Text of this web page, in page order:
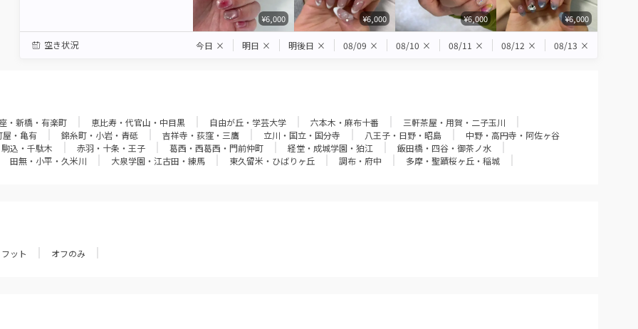
¥6,000 ¥6,000 ¥6,000 ¥6,000
空き状況 今日 × 明日 × 明後日 × 08/09 × 08/10 × 08/11 × 08/12 × 08/13 ×
・新橋・有楽町 恵比寿・代官山・中目黒 自由が丘・学芸大学 六本木・麻布十番
三軒茶屋・用賀・二子玉川
屋・亀有 錦糸町・小岩・青砥 吉祥寺・荻窪・三鷹 立川・国立・国分寺 八王子・日野・昭島
中野・高円寺・阿佐ヶ谷
込・千駄木 赤羽・十条・王子 葛西・西葛西・門前仲町 経堂・成城学園・狛江
飯田橋・四谷・御茶ノ水
田無・小平・久米川 大泉学園・江古田・練馬 東久留米・ひばりヶ丘 調布・府中 多摩・聖蹟桜ヶ丘・稲城
フット オフのみ